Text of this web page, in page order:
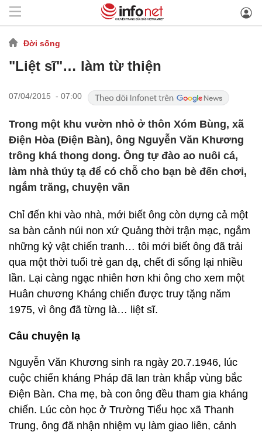
Đời sống
"Liệt sĩ"… làm từ thiện
07/04/2015 - 07:00
Trong một khu vườn nhỏ ở thôn Xóm Bùng, xã
Điện Hòa (Điện Bàn), ông Nguyễn Văn Khương
trông khá thong dong. Ông tự đào ao nuôi cá,
làm nhà thủy tạ để có chỗ cho bạn bè đến chơi,
ngắm trăng, chuyện vãn
Chỉ đến khi vào nhà, mới biết ông còn dựng cả một
sa bàn cảnh núi non xứ Quảng thời trận mạc, ngắm
những kỷ vật chiến tranh… tôi mới biết ông đã trải
qua một thời tuổi trẻ gan dạ, chết đi sống lại nhiều
lần. Lại càng ngạc nhiên hơn khi ông cho xem một
Huân chương Kháng chiến được truy tặng năm
1975, vì ông đã từng là… liệt sĩ.
Câu chuyện lạ
Nguyễn Văn Khương sinh ra ngày 20.7.1946, lúc
cuộc chiến kháng Pháp đã lan tràn khắp vùng bắc
Điện Bàn. Cha mẹ, bà con ông đều tham gia kháng
chiến. Lúc còn học ở Trường Tiểu học xã Thanh
Trung, ông đã nhận nhiệm vụ làm giao liên, cảnh